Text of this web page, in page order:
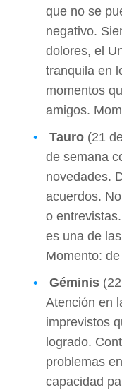
que no se
negativo.
dolores, el
tranquila en
momentos
amigos.
Tauro (21
de semana
novedades.
acuerdos.
o
es una de
Momento:
Géminis
Atención en
imprevistos
logrado.
problemas
capacidad